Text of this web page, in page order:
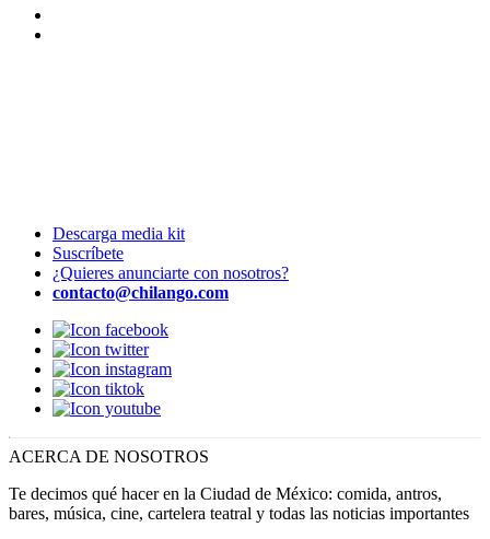
Descarga media kit
Suscríbete
¿Quieres anunciarte con nosotros?
contacto@chilango.com
ACERCA DE NOSOTROS
Te decimos qué hacer en la Ciudad de México: comida, antros,
bares, música, cine, cartelera teatral y todas las noticias importantes